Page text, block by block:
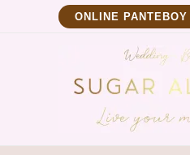
ΟNLINE ΡΑΝΤΕΒΟΥ